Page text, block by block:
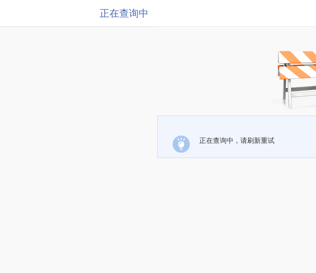
正在查询中
正在查询中，请刷新重试